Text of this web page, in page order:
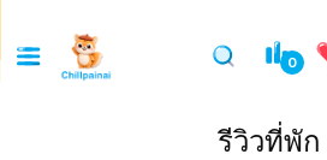
0
รีวิวที่พัก